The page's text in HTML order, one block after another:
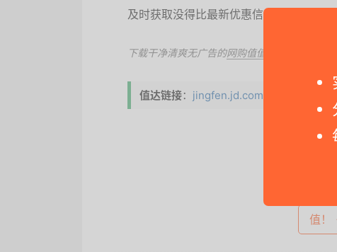
及时获取没得比最新优惠信息和海淘代购
下载干净清爽无广告的网购值值值App ，第一
值达链接： jingfen.jd.com/
值！